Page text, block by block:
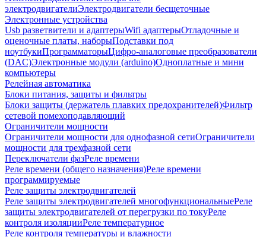
электродвигателиЭлектродвигатели бесщеточные
Электронные устройства
Usb разветвители и адаптерыWifi адаптерыОтладочные и
оценочные платы, наборыПодставки под
ноутбукиПрограмматорыЦифро-аналоговые преобразователи
(DAC)Электронные модули (arduino)Одноплатные и мини
компьютеры
Релейная автоматика
Блоки питания, защиты и фильтры
Блоки защиты (держатель плавких предохранителей)Фильтр
сетевой помехоподавляющий
Ограничители мощности
Ограничители мощности для однофазной сетиОграничители
мощности для трехфазной сети
Переключатели фазРеле времени
Реле времени (общего назначения)Реле времени
программируемые
Реле защиты электродвигателей
Реле защиты электродвигателей многофункциональныеРеле
защиты электродвигателей от перегрузки по токуРеле
контроля изоляцииРеле температурное
Реле контроля температуры и влажности